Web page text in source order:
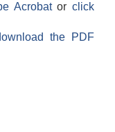
Acrobatorclick
the PDF